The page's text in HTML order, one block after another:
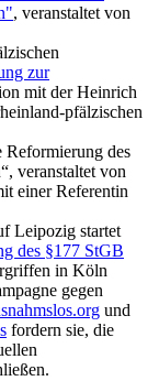
, veranstaltet von
zur
mit der Heinrich
pfälzischen
Reformierung des
veranstaltet von
einer Referentin
Leipozig startet
des §177 StGB
in Köln
gegen
und
fordern sie, die